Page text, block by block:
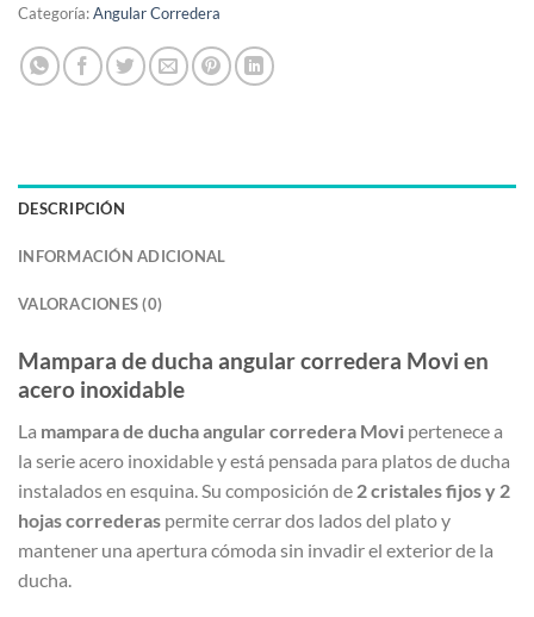
Categoría:Angular Corredera
DESCRIPCIÓN
INFORMACIÓN ADICIONAL
VALORACIONES (0)
Mampara de ducha angular corredera Movi en
acero inoxidable
La mampara de ducha angular corredera Movi pertenece a
la serie acero inoxidable y está pensada para platos de ducha
instalados en esquina. Su composición de 2 cristales fijos y 2
hojas correderas permite cerrar dos lados del plato y
mantener una apertura cómoda sin invadir el exterior de la
ducha.